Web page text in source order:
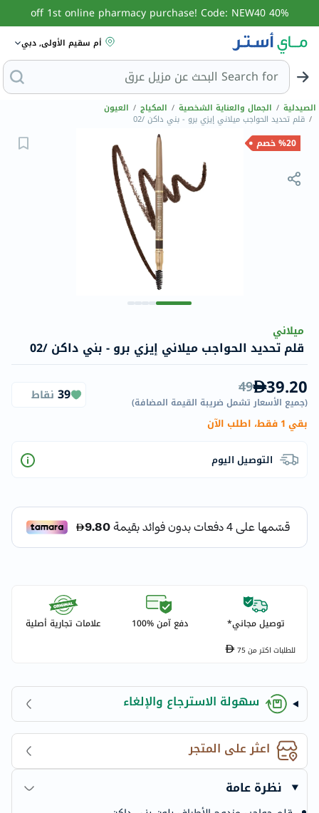
40% off 1st online pharmacy purchase! Code: NEW40
أم سقيم الأولى, دبي
Search for البحث
الصيدلية / الجمال والعناية الشخصية / المكياج / العيون
/ قلم تحديد الحواجب ميلاني إيزي برو - بني داكن /02
%20 خصم
ميلاني
قلم تحديد الحواجب ميلاني إيزي برو - بني داكن /02
39.20
49
(جميع الأسعار تشمل ضريبة القيمة المضافة)
39 نقاط
بقي 1 فقط، اطلب الآن
التوصيل اليوم
توصيل مجاني* دفع آمن %100 علامات تجارية أصلية
للطلبات اكتر من75
سهولة الاسترجاع والإلغاء
اعثر على المتجر
نظرة عامة